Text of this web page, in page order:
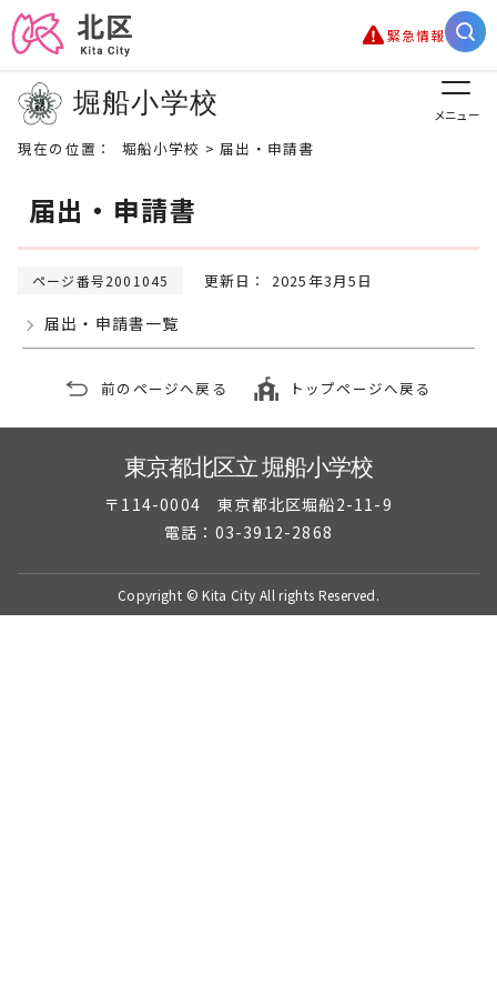
緊急情報
堀船小学校 メニュー
現在の位置： 堀船小学校 > 届出・申請書
届出・申請書
ページ番号2001045 更新日： 2025年3月5日
届出・申請書一覧
前のページへ戻る トップページへ戻る
東京都北区立 堀船小学校
〒114-0004 東京都北区堀船2-11-9
電話：03-3912-2868
Copyright © Kita City All rights Reserved.